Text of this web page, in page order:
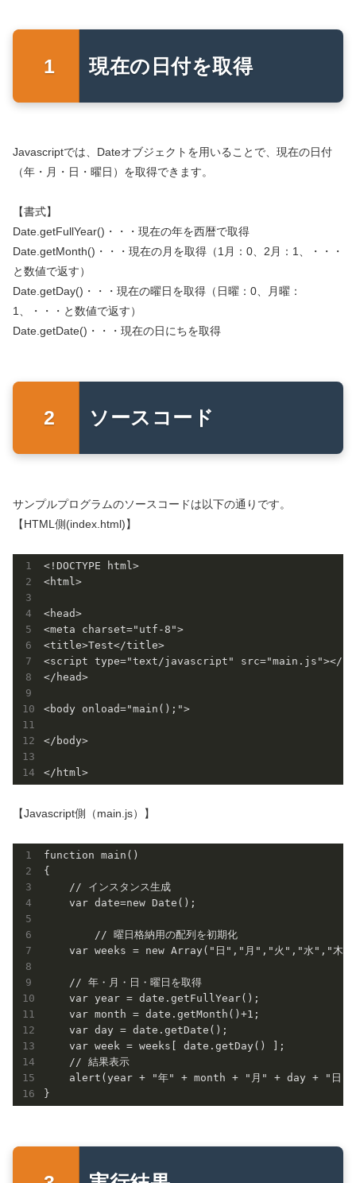
現在の日付を取得
Javascriptでは、Dateオブジェクトを用いることで、現在の日付
（年・月・日・曜日）を取得できます。
【書式】
Date.getFullYear()・・・現在の年を西暦で取得
Date.getMonth()・・・現在の月を取得（1月：0、2月：1、・・・
と数値で返す）
Date.getDay()・・・現在の曜日を取得（日曜：0、月曜：
1、・・・と数値で返す）
Date.getDate()・・・現在の日にちを取得
ソースコード
サンプルプログラムのソースコードは以下の通りです。
【HTML側(index.html)】
<!DOCTYPE html>
<html>
<head>
<meta charset="utf-8">
<title>Test</title>
<script type="text/javascript" src="main.js"></
</head>
<body onload="main();">
</body>
【Javascript側（main.js）】
function main()
{
    // インスタンス生成
    var date=new Date();
var weeks = new Array("日","月","火","水","木
    // 年・月・日・曜日を取得
    var year = date.getFullYear();
    var month = date.getMonth()+1;
    var day = date.getDate();
    var week = weeks[ date.getDay() ];
    // 結果表示
alert(year + "年" + month + "月" + day + "日